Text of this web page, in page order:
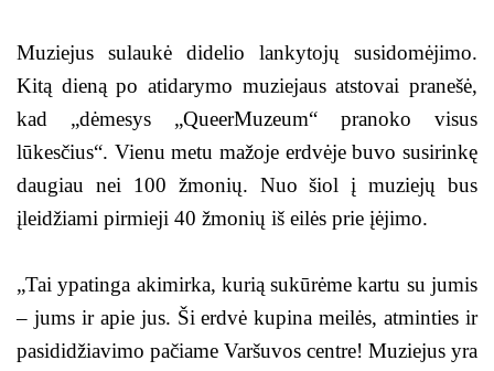
Muziejus sulaukė didelio lankytojų susidomėjimo.
Kitą dieną po atidarymo muziejaus atstovai pranešė,
kad „dėmesys „QueerMuzeum“ pranoko visus
lūkesčius“. Vienu metu mažoje erdvėje buvo susirinkę
daugiau nei 100 žmonių. Nuo šiol į muziejų bus
įleidžiami pirmieji 40 žmonių iš eilės prie įėjimo.
„Tai ypatinga akimirka, kurią sukūrėme kartu su jumis
– jums ir apie jus. Ši erdvė kupina meilės, atminties ir
pasididžiavimo pačiame Varšuvos centre! Muziejus yra